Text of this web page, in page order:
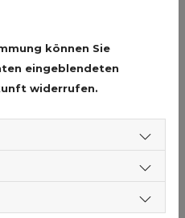
wissen, wie Sie
an.
können Sie
eingeblendeten
widerrufen.